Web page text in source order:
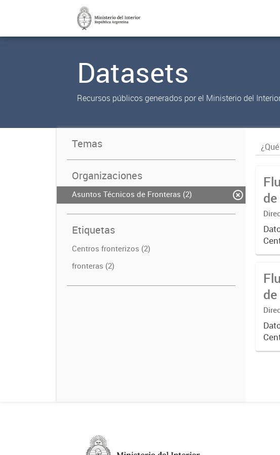
Datasets
Recursos públicos generados por el Ministerio del
Temas
Organizaciones
Asuntos Técnicos de Fronteras (2)
Etiquetas
Centros fronterizos (2)
fronteras (2)